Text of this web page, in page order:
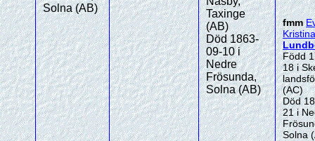
Solna (AB)
Taxinge
(AB)
Död 1863-
09-10 i
Nedre
Frösunda,
Solna (AB)
fmm
Kristina
Född
18 i
(AC)
Död
21 i
Solna